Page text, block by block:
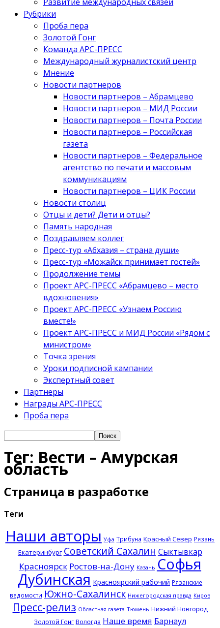
Рубрики
Проба пера
Золотой Гонг
Команда АРС-ПРЕСС
Международный журналистский центр
Мнение
Новости партнеров
Новости партнеров – Абрамцево
Новости партнеров – МИД России
Новости партнеров – Почта России
Новости партнеров – Российская
газета
Новости партнеров – Федеральное
агентство по печати и массовым
коммуникациям
Новости партнеров – ЦИК России
Новости столиц
Отцы и дети? Дети и отцы?
Память народная
Поздравляем коллег
Пресс-тур «Абхазия – страна души»
Пресс-тур «Можайск принимает гостей»
Продолжение темы
Проект АРС-ПРЕСС «Абрамцево – место
вдохновения»
Проект АРС-ПРЕСС «Узнаем Россию
вместе!»
Проект АРС-ПРЕСС и МИД России «Рядом с
министром»
Точка зрения
Уроки подписной кампании
Экспертный совет
Партнеры
Награды АРС-ПРЕСС
Проба пера
Тег: Вести – Амурская
область
Страница в разработке
Теги
Наши авторы Уфа Трибуна Красный Север Рязань
Екатеринбург Советский Сахалин Сыктывкар
Красноярск Ростов-на-Дону Казань Софья
Дубинская Красноярский рабочий Рязанские
ведомости Южно-Сахалинск Нижегородская правда Киров
Пресс-релиз Областная газета Тюмень Нижний Новгород
Золотой Гонг Вологда Наше время Барнаул